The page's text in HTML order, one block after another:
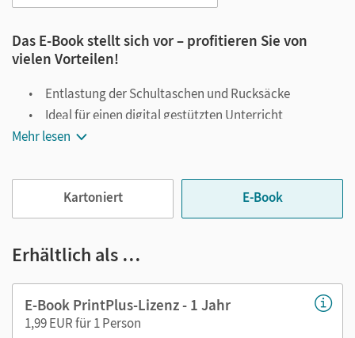
Das E-Book stellt sich vor – profitieren Sie von
vielen Vorteilen!
Entlastung der Schultaschen und Rucksäcke
Ideal für einen digital gestützten Unterricht
Notiz- und Markierungsmöglichkeit
Viele digitale Funktionen unterstützen das Lehren und
Lernen:
Notizen erstellen
Lesezeichen hinzufügen
Mehr lesen
Kartoniert E-Book
Erhältlich als …
E-Book PrintPlus-Lizenz - 1 Jahr
1,99 EUR für 1 Person